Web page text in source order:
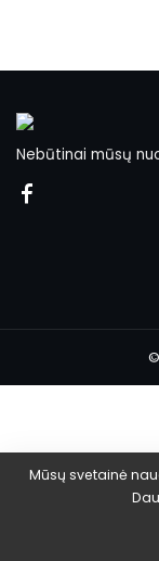
Nebūtinai mūsų
Mūsų svetainė